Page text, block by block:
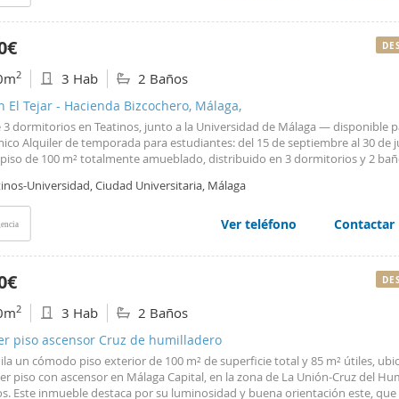
2 3 Hab 2 Baños
El Tejar - Hacienda Bizcochero, Málaga,
3 dormitorios en Teatinos, junto a la Universidad de Málaga — disponible
Alquiler de temporada para estudiantes: del 15 de septiembre al 30 de
de 100 m² totalmente amueblado, distribuido en 3 dormitorios y 2
curso. La vivienda cuenta con terraza propia y aire acondicionado
estancias, además de acceso a zona de piscina comunitaria dentro del
perfecta para desconectar fuera de las épocas de exámenes. Al estar
amueblado, solo hay que llegar con la maleta: no es necesario
ni electrodomésticos para instalarse. La ubicación en Teatinos es uno de
puntos fuertes. El edificio se encuentra pegado a la Universidad de
ir a clase caminando, y además está muy bien comunicado gracias a la
varias paradas de autobús a pocos minutos a pie. La zona está rodeada de
cafeterías, supermercados, farmacias y todo tipo de comercios,
necesidad del día a día sin tener que coger el coche. En resumen, un piso
y bien equipado, en una de las zonas más demandadas por estudiantes
por su cercanía a la universidad y sus buenas comunicaciones.
218/2005, de 11 de octubre, por el que se aprueba el reglamento de
Universidad, Ciudad Universitaria, Málaga
Ver teléfono Contactar
2 3 Hab 2 Baños
piso ascensor Cruz de humilladero
un cómodo piso exterior de 100 m² de superficie total y 85 m² útiles,
piso con ascensor en Málaga Capital, en la zona de La Unión-Cruz del
Este inmueble destaca por su luminosidad y buena orientación este, que